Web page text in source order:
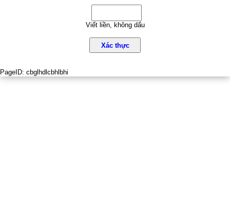
Viết liền, không dấu
Xác thực
PageID: cbglhdlcbhlbhi